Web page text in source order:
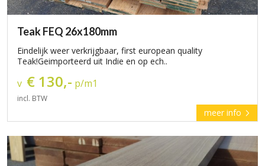
Teak FEQ 26x180mm
Eindelijk weer verkrijgbaar, first european quality
Teak!Geimporteerd uit Indie en op ech..
v € 130,- p/m1
incl. BTW
meer info